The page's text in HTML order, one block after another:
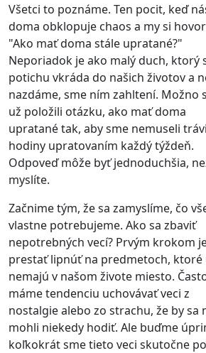
Všetci to poznáme. Ten pocit, keď
doma obklopuje chaos a my si
"Ako mať doma stále upratané?"
Neporiadok je ako malý duch, ktorý
potichu vkráda do našich životov a
nazdáme, sme ním zahltení. Možno
už položili otázku, ako mať doma
upratané tak, aby sme nemuseli
hodiny upratovaním každý týždeň.
Odpoveď môže byť jednoduchšia,
myslíte.
Začnime tým, že sa zamyslíme, čo
vlastne potrebujeme. Ako sa zbaviť
nepotrebných vecí? Prvým krokom
prestať lipnúť na predmetoch, ktoré
nemajú v našom živote miesto.
máme tendenciu uchovávať veci z
nostalgie alebo zo strachu, že by sa
mohli niekedy hodiť. Ale buďme
koľkokrát sme tieto veci skutočne